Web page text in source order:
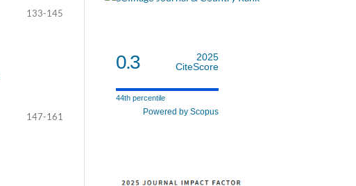
133-145
147-161
0.3
2025
CiteScore
44th percentile
Powered by Scopus